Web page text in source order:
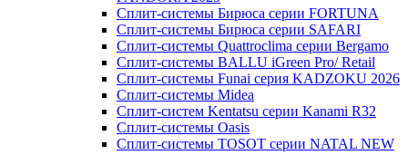
Сплит-системы Бирюса серии FORTUNA
Сплит-системы Бирюса серии SAFARI
Сплит-системы Quattroclima серии Bergamo
Сплит-системы BALLU iGreen Pro/ Retail
Сплит-системы Funai серия KADZOKU 2026
Сплит-системы Midea
Сплит-систем Kentatsu серии Kanami R32
Сплит-системы Oasis
Сплит-системы TOSOT серии NATAL NEW